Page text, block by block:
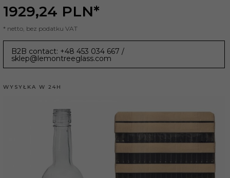
1929,24 PLN*
* netto, bez podatku VAT
B2B contact: +48 453 034 667 /
sklep@lemontreeglass.com
WYSYŁKA W 24H